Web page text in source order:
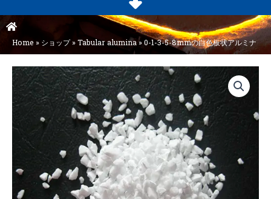
Home » ショップ»Tabular alumina»0-1-3-5-8mmの白色板状アルミナ